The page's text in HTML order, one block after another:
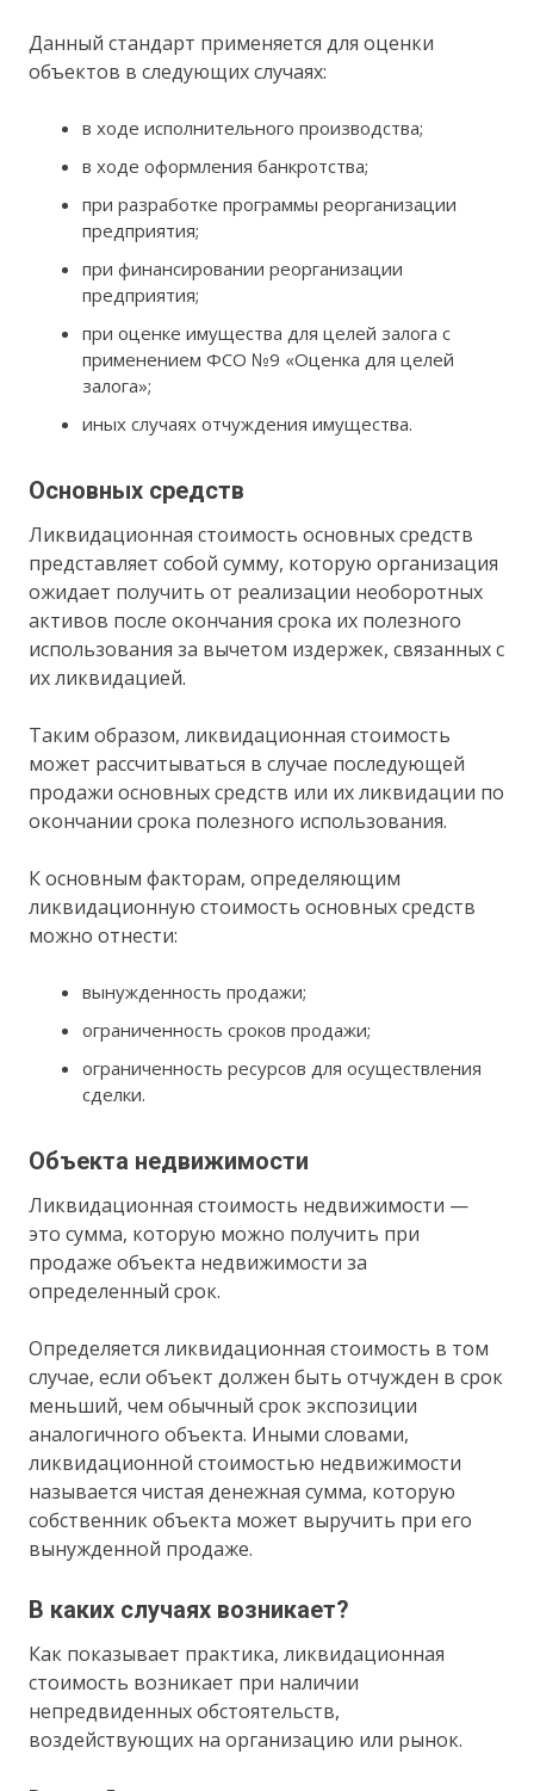
Данный стандарт применяется для оценки
объектов в следующих случаях:
в ходе исполнительного производства;
в ходе оформления банкротства;
при разработке программы реорганизации
предприятия;
при финансировании реорганизации
предприятия;
при оценке имущества для целей залога с
применением ФСО №9 «Оценка для целей
залога»;
иных случаях отчуждения имущества.
Основных средств
Ликвидационная стоимость основных средств
представляет собой сумму, которую организация
ожидает получить от реализации необоротных
активов после окончания срока их полезного
использования за вычетом издержек, связанных с
их ликвидацией.
Таким образом, ликвидационная стоимость
может рассчитываться в случае последующей
продажи основных средств или их ликвидации по
окончании срока полезного использования.
К основным факторам, определяющим
ликвидационную стоимость основных средств
можно отнести:
вынужденность продажи;
ограниченность сроков продажи;
ограниченность ресурсов для осуществления
сделки.
Объекта недвижимости
Ликвидационная стоимость недвижимости —
это сумма, которую можно получить при
продаже объекта недвижимости за
определенный срок.
Определяется ликвидационная стоимость в том
случае, если объект должен быть отчужден в срок
меньший, чем обычный срок экспозиции
аналогичного объекта. Иными словами,
ликвидационной стоимостью недвижимости
называется чистая денежная сумма, которую
собственник объекта может выручить при его
вынужденной продаже.
В каких случаях возникает?
Как показывает практика, ликвидационная
стоимость возникает при наличии
непредвиденных обстоятельств,
воздействующих на организацию или рынок.